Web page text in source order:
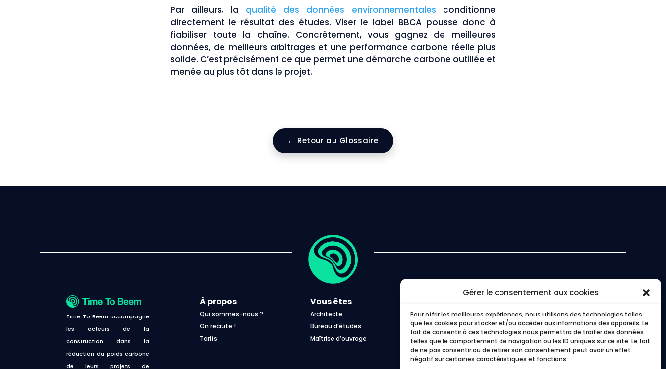
Gérer le consentement aux cookies
Pour offrir les meilleures expériences, nous utilisons des technologies telles
que les cookies pour stocker et/ou accéder aux informations des appareils. Le
fait de consentir à ces technologies nous permettra de traiter des données
telles que le comportement de navigation ou les ID uniques sur ce site. Le fait
de ne pas consentir ou de retirer son consentement peut avoir un effet
négatif sur certaines caractéristiques et fonctions.
Par ailleurs, la qualité des données environnementales conditionne
directement le résultat des études. Viser le label BBCA pousse donc à
fiabiliser toute la chaîne. Concrètement, vous gagnez de meilleures
données, de meilleurs arbitrages et une performance carbone réelle plus
solide. C’est précisément ce que permet une démarche carbone outillée et
menée au plus tôt dans le projet.
← Retour au Glossaire
Time To Beem accompagne
les acteurs de la
construction dans la
réduction du poids carbone
de leurs projets de
À propos
Qui sommes-nous ?
On recrute !
Tarifs
Vous êtes
Architecte
Bureau d’études
Maîtrise d’ouvrage
FAQ
Blog
Glossaire
Cas Clients
Livres Blancs
s
LinkedIn
Youtube
Presse